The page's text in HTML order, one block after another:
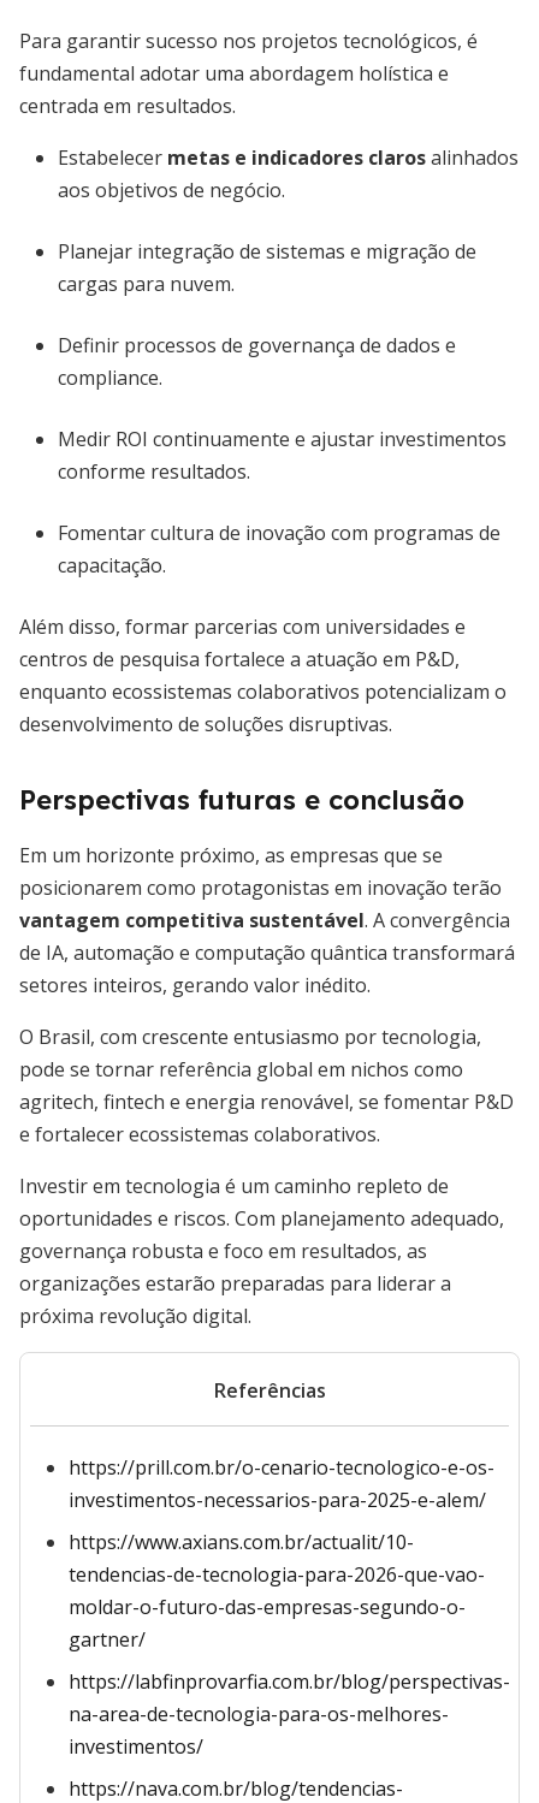
Para garantir sucesso nos projetos tecnológicos, é
fundamental adotar uma abordagem holística e
centrada em resultados.
Estabelecer metas e indicadores clarosalinhados
aos objetivos de negócio.
Planejar integração de sistemas e migração de
cargas para nuvem.
Definir processos de governança de dados e
compliance.
Medir ROI continuamente e ajustar investimentos
conforme resultados.
Fomentar cultura de inovação com programas de
capacitação.
Além disso, formar parcerias com universidades e
centros de pesquisa fortalece a atuação em P&D,
enquanto ecossistemas colaborativos potencializam o
desenvolvimento de soluções disruptivas.
Perspectivas futuras e conclusão
Em um horizonte próximo, as empresas que se
posicionarem como protagonistas em inovação terão
vantagem competitiva sustentável. A convergência
de IA, automação e computação quântica transformará
setores inteiros, gerando valor inédito.
O Brasil, com crescente entusiasmo por tecnologia,
pode se tornar referência global em nichos como
agritech, fintech e energia renovável, se fomentar P&D
e fortalecer ecossistemas colaborativos.
Investir em tecnologia é um caminho repleto de
oportunidades e riscos. Com planejamento adequado,
governança robusta e foco em resultados, as
organizações estarão preparadas para liderar a
próxima revolução digital.
Referências
https://prill.com.br/o-cenario-tecnologico-e-os-
investimentos-necessarios-para-2025-e-alem/
https://www.axians.com.br/actualit/10-
tendencias-de-tecnologia-para-2026-que-vao-
moldar-o-futuro-das-empresas-segundo-o-
gartner/
https://labfinprovarfia.com.br/blog/perspectivas-
na-area-de-tecnologia-para-os-melhores-
investimentos/
https://nava.com.br/blog/tendencias-